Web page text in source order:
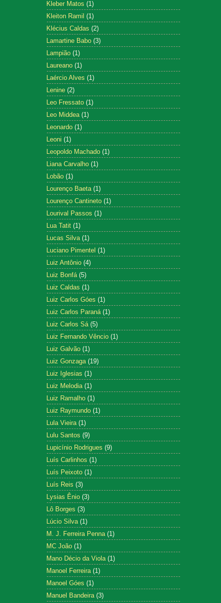
Kleber Matos (1)
Kleiton Ramil (1)
Klécius Caldas (2)
Lamartine Babo (3)
Lampião (1)
Laureano (1)
Laércio Alves (1)
Lenine (2)
Leo Fressato (1)
Leo Middea (1)
Leonardo (1)
Leoni (1)
Leopoldo Machado (1)
Liana Carvalho (1)
Lobão (1)
Lourenço Baeta (1)
Lourenço Cantineto (1)
Lourival Passos (1)
Lua Tatit (1)
Lucas Silva (1)
Luciano Pimentel (1)
Luiz Antônio (4)
Luiz Bonfá (5)
Luiz Caldas (1)
Luiz Carlos Góes (1)
Luiz Carlos Paraná (1)
Luiz Carlos Sá (5)
Luiz Fernando Vêncio (1)
Luiz Galvão (1)
Luiz Gonzaga (19)
Luiz Iglesias (1)
Luiz Melodia (1)
Luiz Ramalho (1)
Luiz Raymundo (1)
Lula Vieira (1)
Lulu Santos (9)
Lupicínio Rodrigues (9)
Luís Carlinhos (1)
Luís Peixoto (1)
Luís Reis (3)
Lysias Ênio (3)
Lô Borges (3)
Lúcio Silva (1)
M. J. Ferreira Penna (1)
MC João (1)
Mano Décio da Viola (1)
Manoel Ferreira (1)
Manoel Góes (1)
Manuel Bandeira (3)